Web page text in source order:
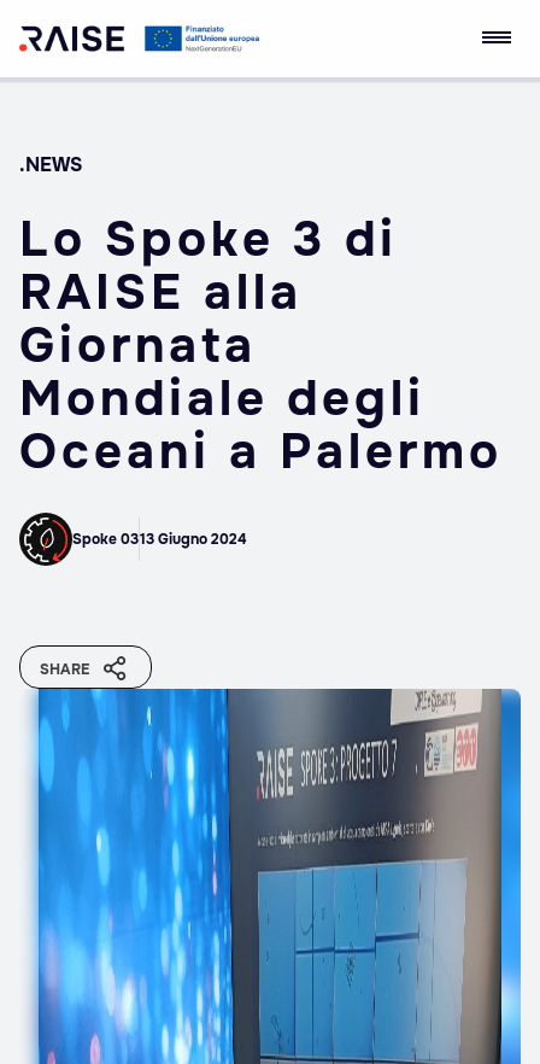
Skip
RAISE
Empowerment
.NEWS
Lo Spoke 3 di
RAISE alla
Giornata
Mondiale degli
Oceani a Palermo
Spoke 0313 Giugno 2024
SHARE